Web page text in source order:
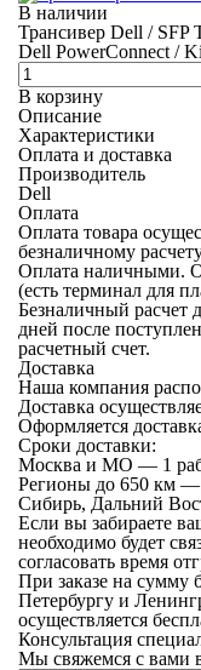
В наличии
Трансивер Dell / SFP
Dell PowerConnect /
В корзину
Описание
Характеристики
Оплата и доставка
Производитель
Dell
Оплата
Оплата товара
безналичному
Оплата наличными.
(есть терминал для
Безналичный расчет
дней после
расчетный счет.
Доставка
Наша компания
Доставка
Оформляется
Сроки доставки:
Москва и МО — 1
Регионы до 650 км —
Сибирь, Дальний
Если вы забираете
необходимо будет
согласовать время
При заказе на сумму
Петербургу и
осуществляется
Консультация
Мы свяжемся с вами